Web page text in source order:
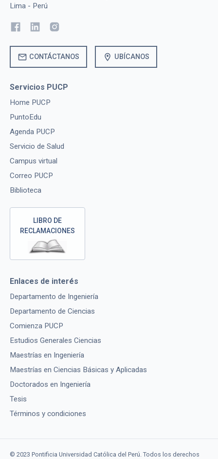
Lima - Perú
mail CONTÁCTANOS location_on UBÍCANOS
Servicios PUCP
Home PUCP
PuntoEdu
Agenda PUCP
Servicio de Salud
Campus virtual
Correo PUCP
Biblioteca
LIBRO DE
RECLAMACIONES
Enlaces de interés
Departamento de Ingeniería
Departamento de Ciencias
Comienza PUCP
Estudios Generales Ciencias
Maestrías en Ingeniería
Maestrías en Ciencias Básicas y Aplicadas
Doctorados en Ingeniería
Tesis
Términos y condiciones
© 2023 Pontificia Universidad Católica del Perú. Todos los derechos